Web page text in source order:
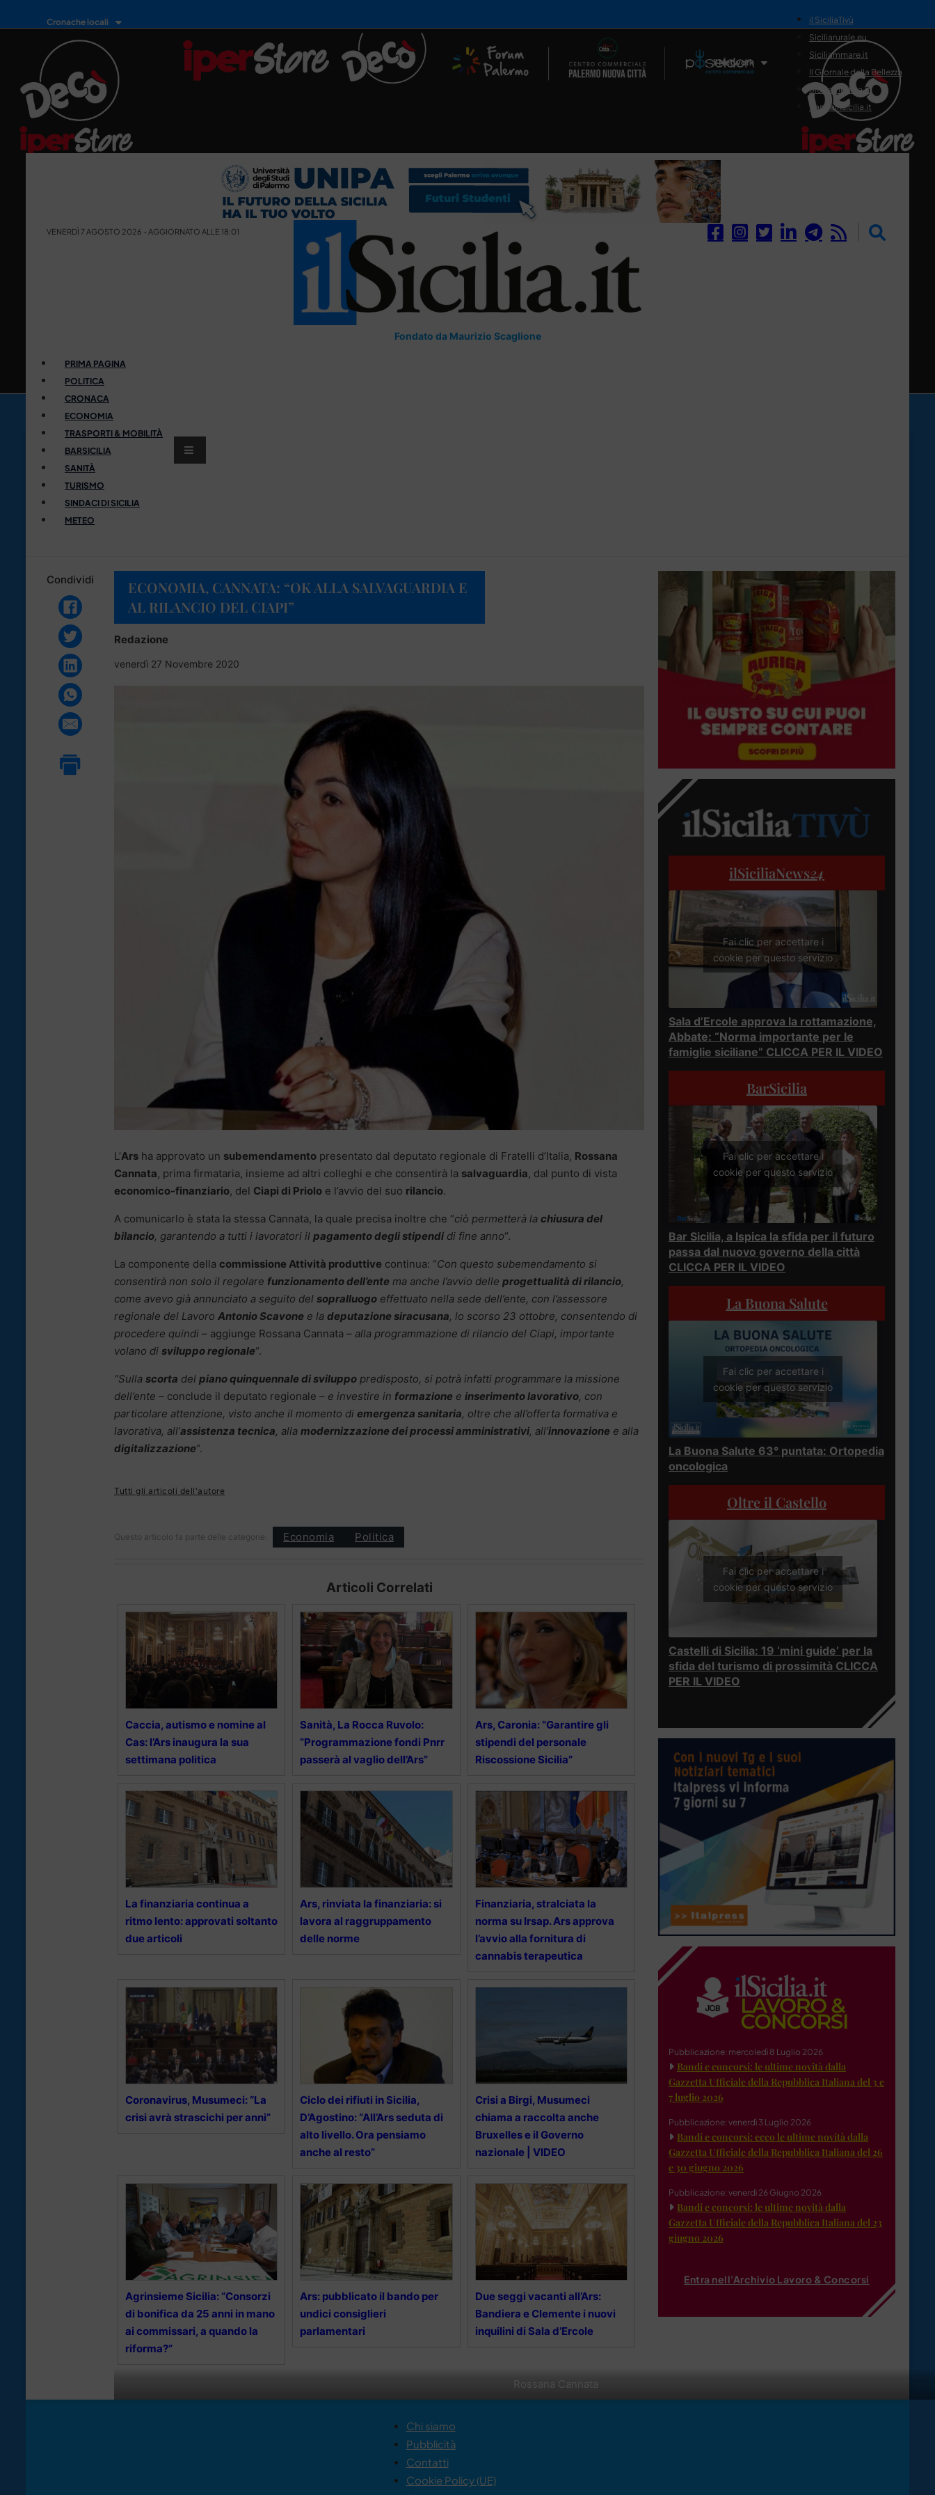
Cronache locali
Il Network
il SiciliaTivù
Siciliarurale.eu
Siciliammare.it
Il Giornale della Bellezza
Siciliamedica.it
Sanitainsicilia.it
VENERDÌ 7 AGOSTO 2026 - AGGIORNATO ALLE 18:01
Fondato da Maurizio Scaglione
PRIMA PAGINA
POLITICA
CRONACA
ECONOMIA
TRASPORTI & MOBILITÀ
BARSICILIA
SANITÀ
TURISMO
SINDACI DI SICILIA
METEO
Condividi
ECONOMIA, CANNATA: “OK ALLA SALVAGUARDIA E
AL RILANCIO DEL CIAPI”
Redazione
venerdì 27 Novembre 2020
Rossana Cannata
L’Ars ha approvato un subemendamento presentato dal deputato regionale di Fratelli d’Italia, Rossana
Cannata, prima firmataria, insieme ad altri colleghi e che consentirà la salvaguardia, dal punto di vista
economico-finanziario, del Ciapi di Priolo e l’avvio del suo rilancio.
A comunicarlo è stata la stessa Cannata, la quale precisa inoltre che “ciò permetterà la chiusura del
bilancio, garantendo a tutti i lavoratori il pagamento degli stipendi di fine anno“.
La componente della commissione Attività produttive continua: “Con questo subemendamento si
consentirà non solo il regolare funzionamento dell’ente ma anche l’avvio delle progettualità di rilancio,
come avevo già annunciato a seguito del sopralluogo effettuato nella sede dell’ente, con l’assessore
regionale del Lavoro Antonio Scavone e la deputazione siracusana, lo scorso 23 ottobre, consentendo di
procedere quindi – aggiunge Rossana Cannata – alla programmazione di rilancio del Ciapi, importante
volano di svilupporegionale“.
“Sulla scorta del piano quinquennale di sviluppo predisposto, si potrà infatti programmare la missione
dell’ente – conclude il deputato regionale – e investire in formazione e inserimento lavorativo, con
particolare attenzione, visto anche il momento di emergenza sanitaria, oltre che all’offerta formativa e
lavorativa, all’assistenza tecnica, alla modernizzazione dei processi amministrativi, all’innovazione e alla
digitalizzazione“.
Tutti gli articoli dell'autore
Questo articolo fa parte delle categorie: Economia Politica
Articoli Correlati
Caccia, autismo e nomine al
Cas: l’Ars inaugura la sua
settimana politica
Sanità, La Rocca Ruvolo:
”Programmazione fondi Pnrr
passerà al vaglio dell’Ars”
Ars, Caronia: “Garantire gli
stipendi del personale
Riscossione Sicilia”
La finanziaria continua a
ritmo lento: approvati soltanto
due articoli
Ars, rinviata la finanziaria: si
lavora al raggruppamento
delle norme
Finanziaria, stralciata la
norma su Irsap. Ars approva
l’avvio alla fornitura di
cannabis terapeutica
Coronavirus, Musumeci: “La
crisi avrà strascichi per anni”
Ciclo dei rifiuti in Sicilia,
D’Agostino: “All’Ars seduta di
alto livello. Ora pensiamo
anche al resto”
Crisi a Birgi, Musumeci
chiama a raccolta anche
Bruxelles e il Governo
nazionale | VIDEO
Agrinsieme Sicilia: “Consorzi
di bonifica da 25 anni in mano
ai commissari, a quando la
riforma?”
Ars: pubblicato il bando per
undici consiglieri
parlamentari
Due seggi vacanti all’Ars:
Bandiera e Clemente i nuovi
inquilini di Sala d’Ercole
ilSiciliaNews24
Fai clic per accettare i
cookie per questo servizio
Sala d’Ercole approva la rottamazione,
Abbate: “Norma importante per le
famiglie siciliane” CLICCA PER IL VIDEO
BarSicilia
Fai clic per accettare i
cookie per questo servizio
Bar Sicilia, a Ispica la sfida per il futuro
passa dal nuovo governo della città
CLICCA PER IL VIDEO
La Buona Salute
Fai clic per accettare i
cookie per questo servizio
La Buona Salute 63° puntata: Ortopedia
oncologica
Oltre il Castello
Fai clic per accettare i
cookie per questo servizio
Castelli di Sicilia: 19 ‘mini guide’ per la
sfida del turismo di prossimità CLICCA
PER IL VIDEO
Pubblicazione: mercoledì 8 Luglio 2026
Bandi e concorsi: le ultime novità dalla
Gazzetta Ufficiale della Repubblica Italiana del 3 e
7 luglio 2026
Pubblicazione: venerdì 3 Luglio 2026
Bandi e concorsi: ecco le ultime novità dalla
Gazzetta Ufficiale della Repubblica Italiana del 26
e 30 giugno 2026
Pubblicazione: venerdì 26 Giugno 2026
Bandi e concorsi: le ultime novità dalla
Gazzetta Ufficiale della Repubblica Italiana del 23
giugno 2026
Entra nell'Archivio Lavoro & Concorsi
Chi siamo
Pubblicità
Contatti
Cookie Policy (UE)